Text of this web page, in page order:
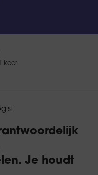
keer
Je houdt